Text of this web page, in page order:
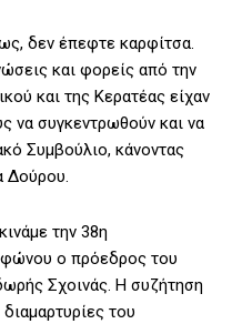
δεν έπεφτε καρφίτσα.
και φορείς από την
και της Κερατέας είχαν
να συγκεντρωθούν και να
Συμβούλιο, κάνοντας
Δούρου.
την 38η
ο πρόεδρος του
Σχοινάς. Η συζήτηση
του